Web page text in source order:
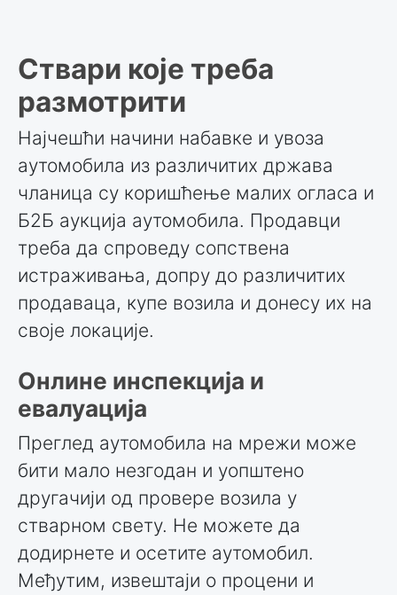
Ствари које треба
размотрити
Најчешћи начини набавке и увоза
аутомобила из различитих држава
чланица су коришћење малих огласа и
Б2Б аукција аутомобила. Продавци
треба да спроведу сопствена
истраживања, допру до различитих
продаваца, купе возила и донесу их на
своје локације.
Онлине инспекција и
евалуација
Преглед аутомобила на мрежи може
бити мало незгодан и уопштено
другачији од провере возила у
стварном свету. Не можете да
додирнете и осетите аутомобил.
Међутим, извештаји о процени и